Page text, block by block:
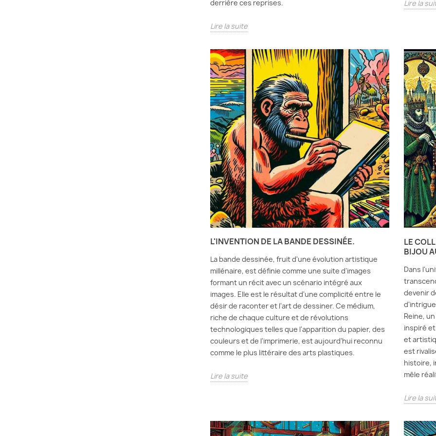
derrière ces reprises.
Lire la suite
Lire la
L'INVENTION DE LA BANDE DESSINÉE.
La bande dessinée, fruit d'une évolution artistique
millénaire, est définie comme une suite d'images
formant un récit avec un scénario intégré aux
images. Elle est le résultat d'une complicité entre le
désir de raconter et l'art de dessiner. Ce médium,
riche de chaque culture et de révolutions
technologiques telles que l'apparition du papier, des
couleurs et de l'imprimerie, est aujourd'hui reconnu
comme le plus littéraire des arts plastiques.
Lire la suite
LE
BIJOU
Dans
devenir
Reine,
inspiré
et
est
histoire,
mêle
Lire la